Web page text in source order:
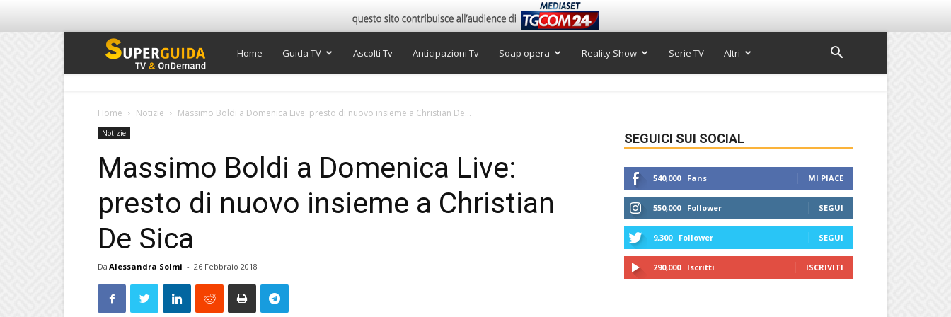
Super
Home Guida TV Ascolti Tv Anticipazioni Tv Soap opera Reality Show Serie TV Altri
Home Notizie Massimo Boldi a Domenica Live: presto di nuovo insieme a Christian De...
Notizie
Massimo Boldi a Domenica Live:
presto di nuovo insieme a Christian
De Sica
Da Alessandra Solmi - 26 Febbraio 2018
SEGUICI SUI SOCIAL
540,000 Fans MI PIACE
550,000 Follower SEGUI
9,300 Follower SEGUI
290,000 Iscritti ISCRIVITI